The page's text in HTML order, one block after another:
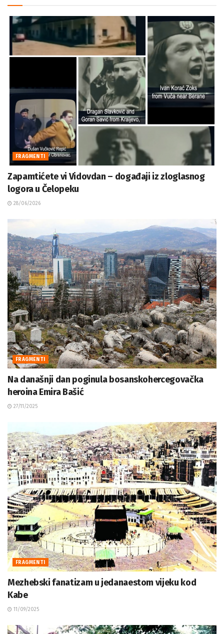
FRAGMENTI
Zapamtićete vi Vidovdan – događaji iz zloglasnog
logora u Čelopeku
28/06/2026
FRAGMENTI
Na današnji dan poginula bosanskohercegovačka
heroina Emira Bašić
27/11/2025
FRAGMENTI
Mezhebski fanatizam u jedanaestom vijeku kod
Kabe
11/09/2025